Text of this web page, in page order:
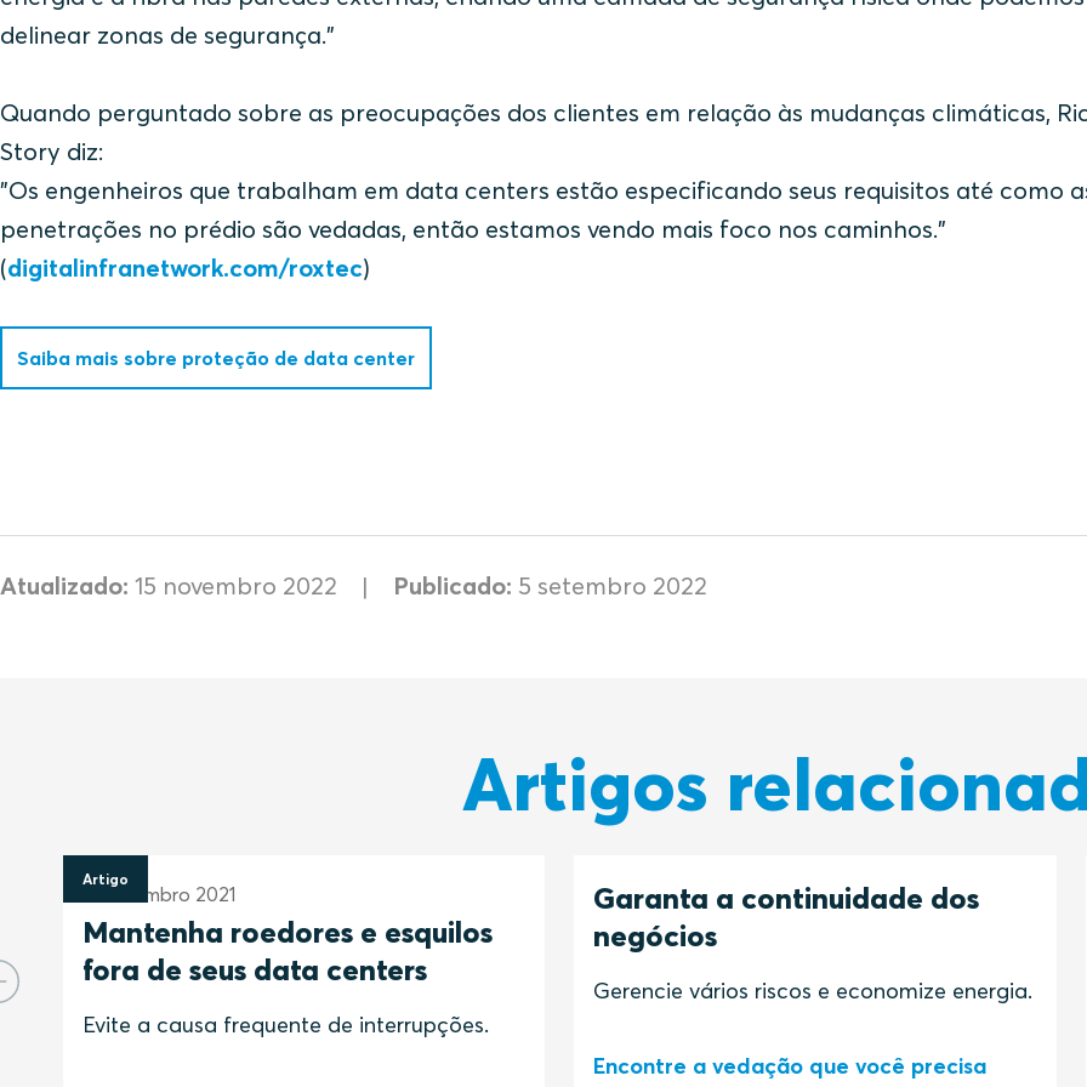
delinear zonas de segurança."
Quando perguntado sobre as preocupações dos clientes em relação às mudanças climáticas,
Story diz:
"Os engenheiros que trabalham em data centers estão especificando seus requisitos até como
penetrações no prédio são vedadas, então estamos vendo mais foco nos caminhos."
(digitalinfranetwork.com/roxtec)
Saiba mais sobre proteção de data center
Atualizado: 15 novembro 2022 Publicado: 5 setembro 2022
Artigos
Artigo
15 setembro 2021
Mantenha roedores e esquilos
fora de seus data centers
Evite a causa frequente de interrupções.
Garanta a continuidade dos
negócios
Gerencie vários riscos e economize energia.
Encontre a vedação que você precisa